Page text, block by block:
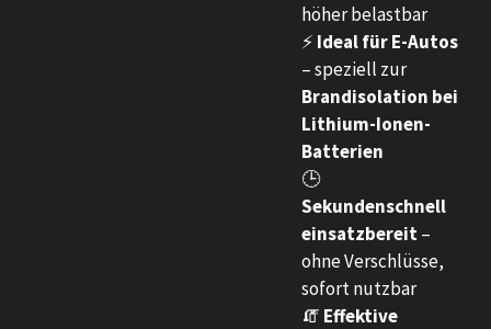
höher belastbar
⚡ Ideal für E-Autos
– speziell zur
Brandisolation bei
Lithium-Ionen-
Batterien
🕒
Sekundenschnell
einsatzbereit–
ohne Verschlüsse,
sofort nutzbar
🧯 Effektive